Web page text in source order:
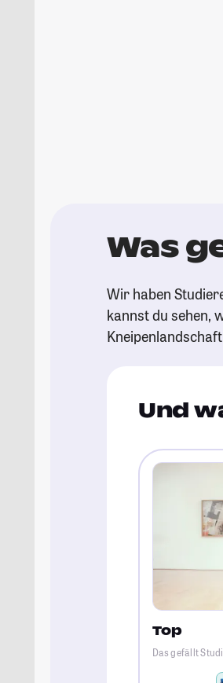
Was
Wir haben
kannst du sehen,
Und
Top
Das gefällt